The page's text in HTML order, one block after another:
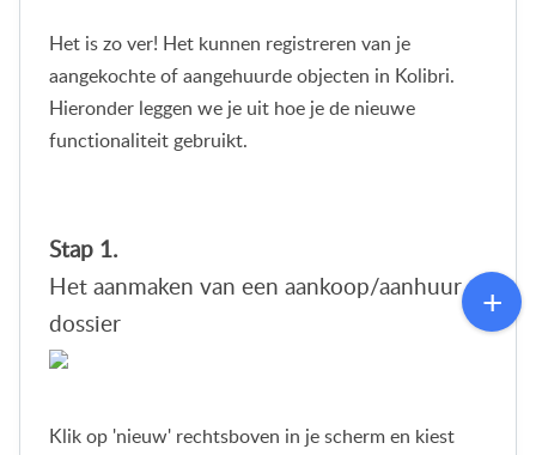
Het is zo ver! Het kunnen registreren van je
aangekochte of aangehuurde objecten in Kolibri.
Hieronder leggen we je uit hoe je de nieuwe
functionaliteit gebruikt.
Stap 1.
Het aanmaken van een aankoop/aanhuur
dossier
Klik op 'nieuw' rechtsboven in je scherm en kiest